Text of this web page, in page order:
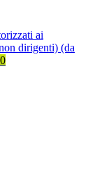
ai
dirigenti) (da